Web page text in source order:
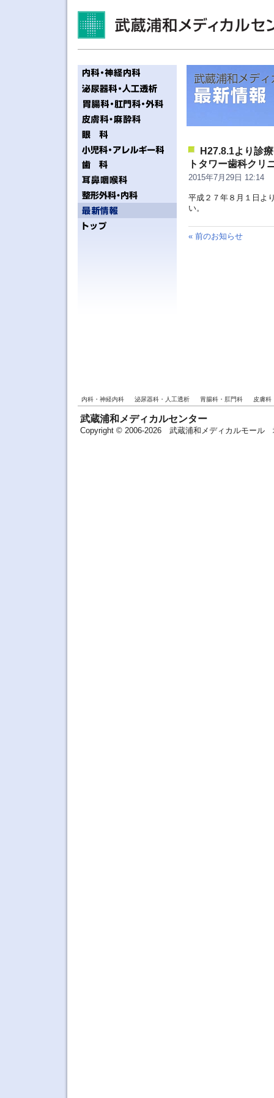
H27.8.1より診
トタワー歯科クリ
2015年7月29日 12:14
平成２７年８月１日よ
い。
« 前のお知らせ
内科・神経内科 泌尿器科・人工透析 胃腸科・肛門科 皮膚科
武蔵浦和メディカルセンター
Copyright © 2006-2026 武蔵浦和メディカルモール